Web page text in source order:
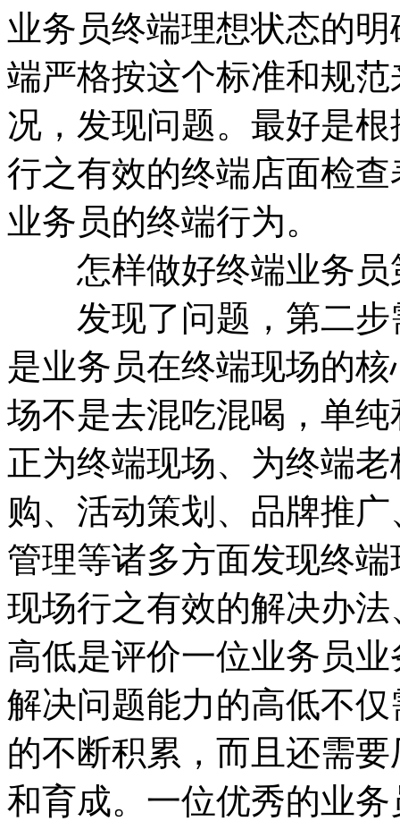
业务员终端理想状态的
端严格按这个标准和规
况，发现问题。最好是
行之有效的终端店面检
业务员的终端行为。
怎样做好终端业务员
发现了问题，第二步
是业务员在终端现场的
场不是去混吃混喝，单
正为终端现场、为终端
购、活动策划、品牌推
管理等诸多方面发现终
现场行之有效的解决办
高低是评价一位业务员
解决问题能力的高低不
的不断积累，而且还需
和育成。一位优秀的业